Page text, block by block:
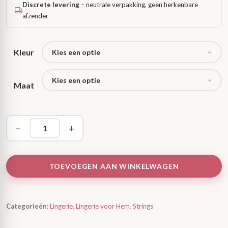
Discrete levering – neutrale verpakking, geen herkenbare
afzender
Kleur
Maat
− +
TOEVOEGEN AAN WINKELWAGEN
Categorieën:Lingerie, Lingerie voor Hem, Strings